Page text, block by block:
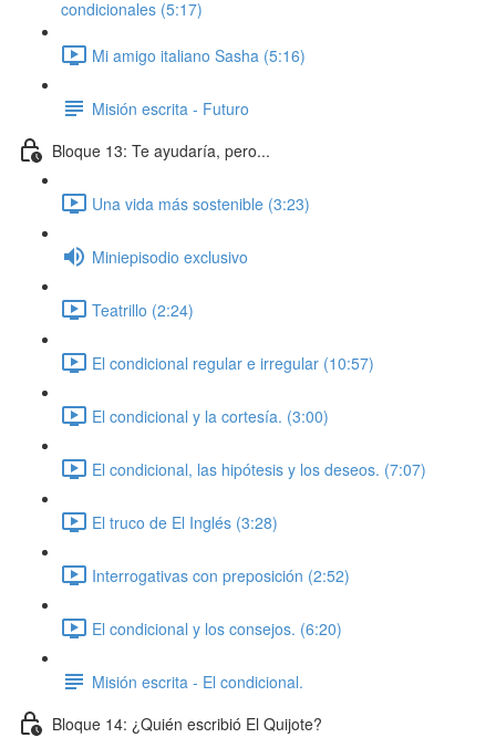
condicionales (5:17)
Mi amigo italiano Sasha (5:16)
Misión escrita - Futuro
Bloque 13: Te ayudaría, pero...
Una vida más sostenible (3:23)
Miniepisodio exclusivo
Teatrillo (2:24)
El condicional regular e irregular (10:57)
El condicional y la cortesía. (3:00)
El condicional, las hipótesis y los deseos. (7:07)
El truco de El Inglés (3:28)
Interrogativas con preposición (2:52)
El condicional y los consejos. (6:20)
Misión escrita - El condicional.
Bloque 14: ¿Quién escribió El Quijote?